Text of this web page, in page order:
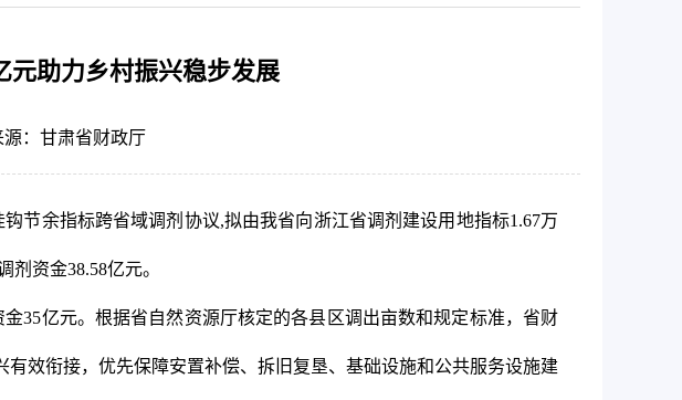
元助力乡村振兴稳步发展
源：甘肃省财政厅
节余指标跨省域调剂协议,拟由我省向浙江省调剂建设用地指标1.67万
资金38.58亿元。
35亿元。根据省自然资源厅核定的各县区调出亩数和规定标准，省财
效衔接，优先保障安置补偿、拆旧复垦、基础设施和公共服务设施建